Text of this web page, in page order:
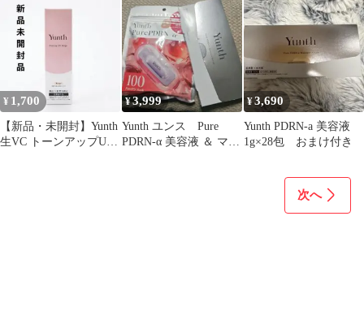
¥ 1,700
【新品・未開封】Yunth
生VC トーンアップUV
¥3,999
Yunth ユンス Pure
PDRN-α 美容液 ＆ マス
¥3,690
Yunth PDRN-a 美容液
1g×28包 おまけ付き
次へ